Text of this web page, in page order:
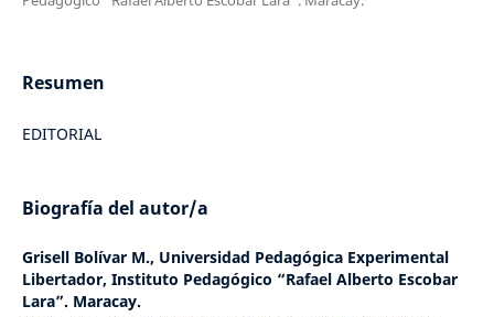
Resumen
EDITORIAL
Biografía del autor/a
Grisell Bolívar M., Universidad Pedagógica Experimental
Libertador, Instituto Pedagógico “Rafael Alberto Escobar
Lara”. Maracay.